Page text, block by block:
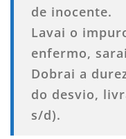
de inocente.
Lavai o
enfermo,
Dobrai a
do desvio,
s/d).